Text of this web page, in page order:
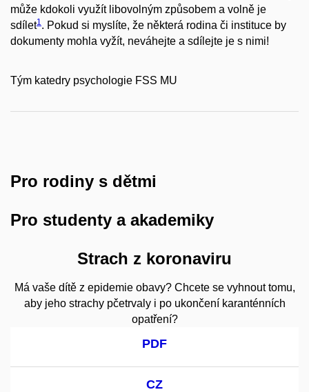
může kdokoli využít libovolným způsobem a volně je
sdílet1. Pokud si myslíte, že některá rodina či instituce by
dokumenty mohla vyžít, neváhejte a sdílejte je s nimi!
Tým katedry psychologie FSS MU
Pro rodiny s dětmi
Pro studenty a akademiky
Strach z koronaviru
Má vaše dítě z epidemie obavy? Chcete se vyhnout tomu,
aby jeho strachy pčetrvaly i po ukončení karanténních
opatření?
PDF
CZ